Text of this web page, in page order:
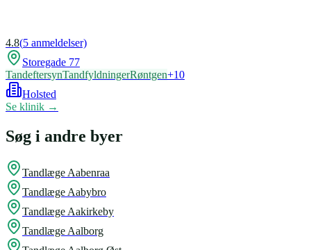
4.8(5 anmeldelser)
Storegade 77
TandeftersynTandfyldningerRøntgen+10
Holsted
Se klinik →
Søg i andre byer
Tandlæge Aabenraa
Tandlæge Aabybro
Tandlæge Aakirkeby
Tandlæge Aalborg